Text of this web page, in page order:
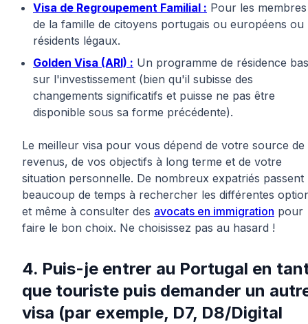
Visa de Regroupement Familial : Pour les membres
de la famille de citoyens portugais ou européens ou
résidents légaux.
Golden Visa (ARI) : Un programme de résidence
sur l'investissement (bien qu'il subisse des
changements significatifs et puisse ne pas être
disponible sous sa forme précédente).
Le meilleur visa pour vous dépend de votre source de
revenus, de vos objectifs à long terme et de votre
situation personnelle. De nombreux expatriés passent
beaucoup de temps à rechercher les différentes
et même à consulter des avocats en immigration pour
faire le bon choix. Ne choisissez pas au hasard !
4. Puis-je entrer au Portugal en
que touriste puis demander un
visa (par exemple, D7, D8/Digital